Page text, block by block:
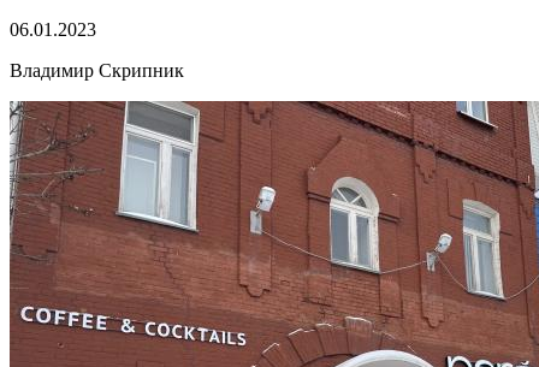
06.01.2023
Владимир Скрипник